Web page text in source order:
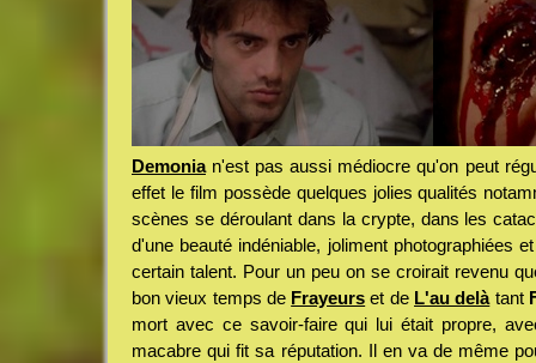
Demonian'est pas aussi médiocre qu'on peut
effet le film possède quelques jolies qualités
scènes se déroulant dans la crypte, dans les
d'une beauté indéniable, joliment photographiées
certain talent. Pour un peu on se croirait revenu
bon vieux temps de Frayeurs et de L'au delàtant
mort avec ce savoir-faire qui lui était propre,
macabre qui fit sa réputation. Il en va de même